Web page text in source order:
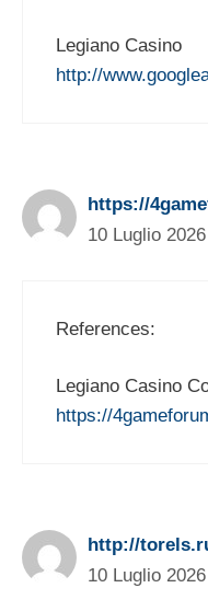
Legiano Casino
http://
https://
10 Luglio
References:
Legiano Casino
https://
http://
10 Luglio